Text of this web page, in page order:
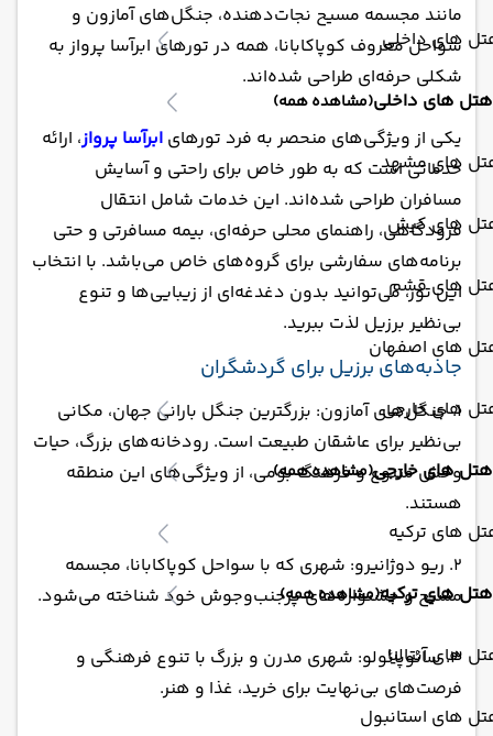
های داخلی
هتل های داخلی(مشاهده همه)
های مشهد
های کیش
های قشم
های اصفهان
های خارجی
هتل های خارجی(مشاهده همه)
های ترکیه
هتل های ترکیه(مشاهده همه)
های آنتالیا
های استانبول
مانند مجسمه مسیح نجات‌دهنده، جنگل‌های آمازون و
سواحل معروف کوپاکابانا، همه در تورهای ابرآسا پرواز به
شکلی حرفه‌ای طراحی شده‌اند.
یکی از ویژگی‌های منحصر به فرد تورهای ابرآسا پرواز، ارائه
خدماتی است که به طور خاص برای راحتی و آسایش
مسافران طراحی شده‌اند. این خدمات شامل انتقال
فرودگاهی، راهنمای محلی حرفه‌ای، بیمه مسافرتی و حتی
برنامه‌های سفارشی برای گروه‌های خاص می‌باشد. با انتخاب
این تور، می‌توانید بدون دغدغه‌ای از زیبایی‌ها و تنوع
بی‌نظیر برزیل لذت ببرید.
جاذبه‌های برزیل برای گردشگران
1. جنگل‌های آمازون: بزرگترین جنگل بارانی جهان، مکانی
بی‌نظیر برای عاشقان طبیعت است. رودخانه‌های بزرگ، حیات
وحش متنوع و فرهنگ بومی، از ویژگی‌های این منطقه
هستند.
2. ریو دوژانیرو: شهری که با سواحل کوپاکابانا، مجسمه
مسیح و جشنواره‌های پرجنب‌وجوش خود شناخته می‌شود.
3. سائوپائولو: شهری مدرن و بزرگ با تنوع فرهنگی و
فرصت‌های بی‌نهایت برای خرید، غذا و هنر.